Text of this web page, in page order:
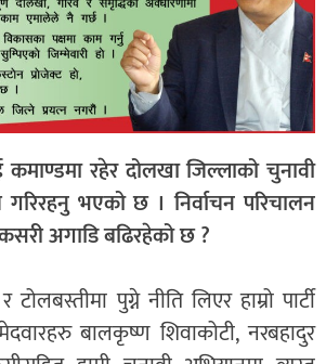
रहेर दोलखा जिल्लाको चुनावी
गरिरहनु भएको छ । निर्वाचन परिचालन
अगाडि बढिरहेको छ ?
पुग्ने नीति लिएर हाम्रो पार्टी
बालकृष्ण शिवाकोटी, नरबहादुर